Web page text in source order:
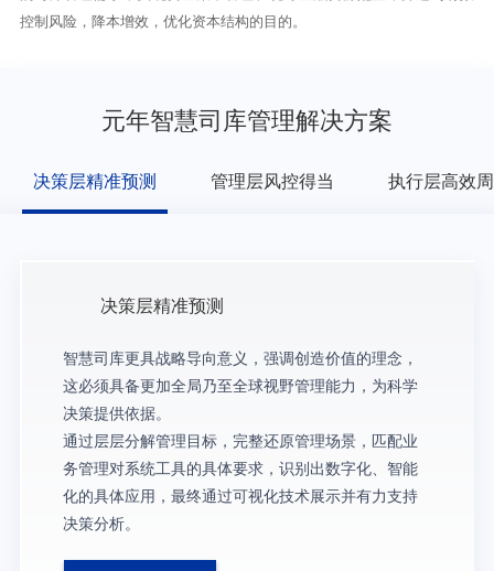
控制风险，降本增效，优化资本结构的目的。
元年智慧司库管理解决方案
决策层精准预测 管理层风控得当 执行层高效
决策层精准预测
智慧司库更具战略导向意义，强调创造价值的理念，
这必须具备更加全局乃至全球视野管理能力，为科学
决策提供依据。
通过层层分解管理目标，完整还原管理场景，匹配业
务管理对系统工具的具体要求，识别出数字化、智能
化的具体应用，最终通过可视化技术展示并有力支持
决策分析。